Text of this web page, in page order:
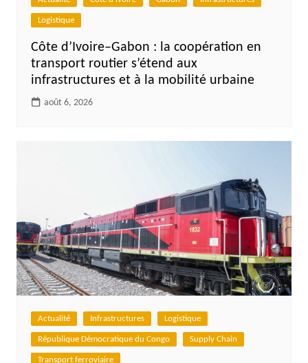
Logistique
Côte d’Ivoire–Gabon : la coopération en
transport routier s’étend aux
infrastructures et à la mobilité urbaine
août 6, 2026
Actualité Infrastructures Logistique
République Démocratique du Congo Supply Chain
Transport ferroviaire